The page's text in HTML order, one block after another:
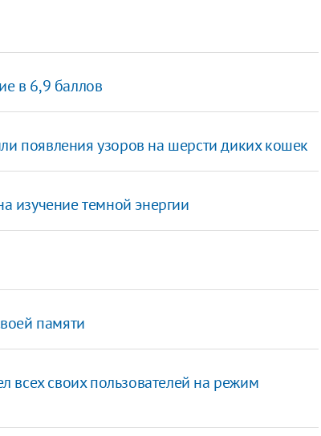
в 6,9 баллов
появления узоров на шерсти диких кошек
изучение темной энергии
памяти
всех своих пользователей на режим